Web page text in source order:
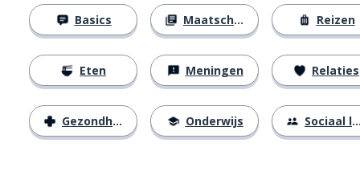
Basics
Eten
Gezondheid
Maatschappij
Meningen
Onderwijs
Reizen
Relaties
Sociaal leven